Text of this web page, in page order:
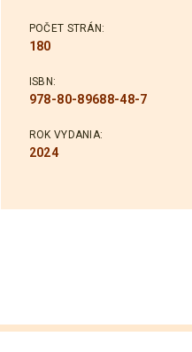
POČET STRÁN:
180
ISBN:
978-80-89688-48-7
ROK VYDANIA:
2024